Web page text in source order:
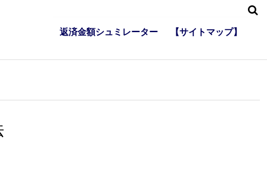
返済金額シュミレーター 【サイトマップ】